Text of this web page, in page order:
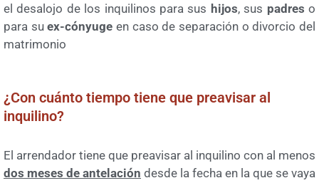
el desalojo de los inquilinos para sus hijos, sus padres o
para suex-cónyuge en caso de separación o divorcio del
matrimonio
¿Con cuánto tiempo tiene que preavisar al
inquilino?
El arrendador tiene que preavisar al inquilino con al menos
dos meses de antelación desde la fecha en la que se vaya